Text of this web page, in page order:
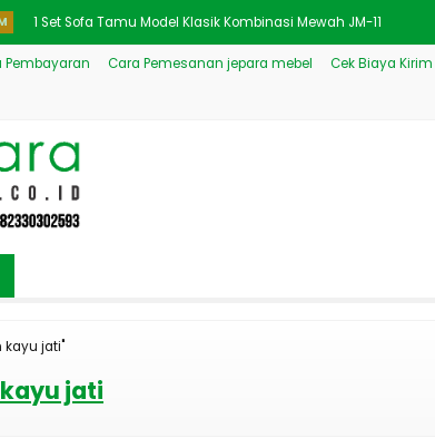
1 Set Sofa Tamu Model Klasik Kombinasi Mewah JM-11
Meja Rias Mewah Duco Putih Model Ukiran JM-2909
Model Dining Table Bundar Klasik New Kombinasi JM-
New Sofa Klasik Desain Kombinasi Mewah JM-3837
Pembayaran Cara Pemesanan jepara mebel Cek Biaya Kirim
kayu jati"
jati